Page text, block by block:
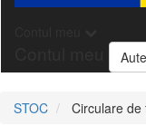
STOC Circulare de